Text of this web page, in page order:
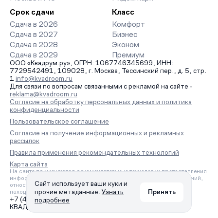
Срок сдачи
Сдача в 2026
Сдача в 2027
Сдача в 2028
Сдача в 2029
Класс
Комфорт
Бизнес
Эконом
Премиум
ООО «Квадрум.ру», ОГРН: 1067746345699, ИНН:
7729542491, 109028, г. Москва, Тессинский пер., д. 5, стр.
1 info@kvadroom.ru
Для связи по вопросам связанными с рекламой на сайте -
reklama@kvadroom.ru
Согласие на обработку персональных данных и политика
конфиденциальности
Пользовательское соглашение
Согласие на получение информационных и рекламных
рассылок
Правила применения рекомендательных технологий
Карта сайта
На сайте применяются рекомендательные технологии предоставления
информации на основе сбора, систематизации и анализа сведений,
относящихся к предпочтениям пользователей сети «Интернет»,
находящихся на территории Российской Федерации.
+7 (495) 157-88-80
КВАДРУМ © 2006 – 2026. Все права защищены.
Сайт использует ваши куки и
прочие метаданные. Узнать
подробнее
Принять